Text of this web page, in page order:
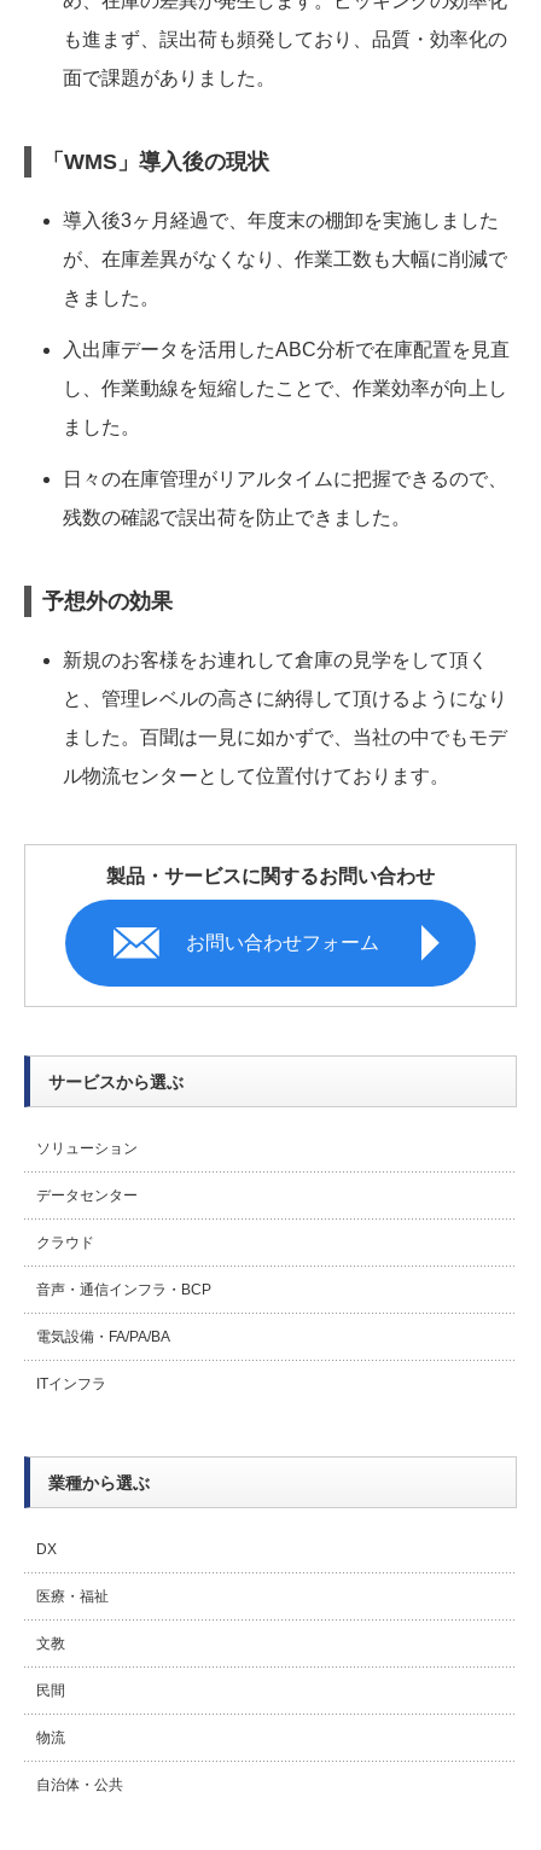
も進まず、誤出荷も頻発しており、品質・効率化の
面で課題がありました。
「WMS」導入後の現状
導入後3ヶ月経過で、年度末の棚卸を実施しました
が、在庫差異がなくなり、作業工数も大幅に削減で
きました。
入出庫データを活用したABC分析で在庫配置を見直
し、作業動線を短縮したことで、作業効率が向上し
ました。
日々の在庫管理がリアルタイムに把握できるので、
残数の確認で誤出荷を防止できました。
予想外の効果
新規のお客様をお連れして倉庫の見学をして頂く
と、管理レベルの高さに納得して頂けるようになり
ました。百聞は一見に如かずで、当社の中でもモデ
ル物流センターとして位置付けております。
製品・サービスに関するお問い合わせ
お問い合わせフォーム
サービスから選ぶ
ソリューション
データセンター
クラウド
音声・通信インフラ・BCP
電気設備・FA/PA/BA
ITインフラ
業種から選ぶ
DX
医療・福祉
文教
民間
物流
自治体・公共